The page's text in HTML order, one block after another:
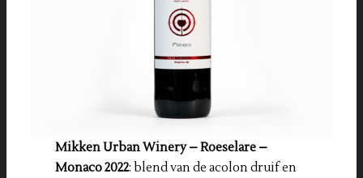
Mikken Urban Winery – Roeselare –
Monaco 2022: blend van de acolon druif en